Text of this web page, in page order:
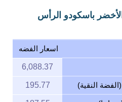
باسكودو الرأس
اسعار الفضه
6,088.37
195.77